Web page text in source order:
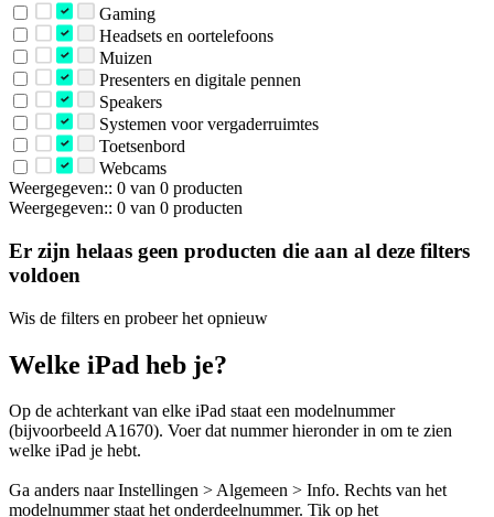
Gaming
Headsets en oortelefoons
Muizen
Presenters en digitale pennen
Speakers
Systemen voor vergaderruimtes
Toetsenbord
Webcams
Weergegeven:: 0 van 0 producten
Weergegeven:: 0 van 0 producten
Er zijn helaas geen producten die aan al deze filters
voldoen
Wis de filters en probeer het opnieuw
Welke iPad heb je?
Op de achterkant van elke iPad staat een modelnummer
(bijvoorbeeld A1670). Voer dat nummer hieronder in om te zien
welke iPad je hebt.
Ga anders naar Instellingen > Algemeen > Info. Rechts van het
modelnummer staat het onderdeelnummer. Tik op het